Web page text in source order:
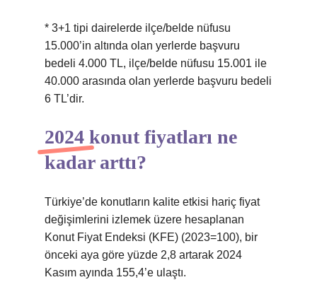
* 3+1 tipi dairelerde ilçe/belde nüfusu
15.000’in altında olan yerlerde başvuru
bedeli 4.000 TL, ilçe/belde nüfusu 15.001 ile
40.000 arasında olan yerlerde başvuru bedeli
6 TL’dir.
2024 konut fiyatları ne
kadar arttı?
Türkiye’de konutların kalite etkisi hariç fiyat
değişimlerini izlemek üzere hesaplanan
Konut Fiyat Endeksi (KFE) (2023=100), bir
önceki aya göre yüzde 2,8 artarak 2024
Kasım ayında 155,4’e ulaştı.